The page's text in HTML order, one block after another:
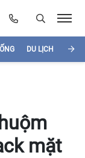
DU LỊCH
mặt